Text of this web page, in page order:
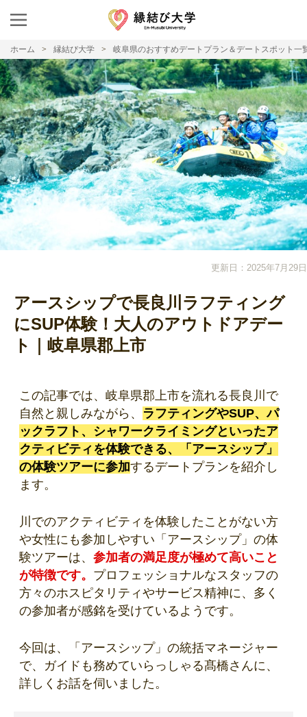
ホーム 縁結び大学 岐阜県のおすすめデートプラン＆デートスポット一
更新日：2025年7月29日
アースシップで長良川ラフティング
にSUP体験！大人のアウトドアデー
ト｜岐阜県郡上市
この記事では、岐阜県郡上市を流れる長良川で
自然と親しみながら、 ラフティングやSUP、パ
ックラフト、シャワークライミングといったア
クティビティを体験できる、「アースシップ」
の体験ツアーに参加するデートプランを紹介し
ます。
川でのアクティビティを体験したことがない方
や女性にも参加しやすい「アースシップ」の体
験ツアーは、 参加者の満足度が極めて高いこと
が特徴です。 プロフェッショナルなスタッフの
方々のホスピタリティやサービス精神に、多く
の参加者が感銘を受けているようです。
今回は、「アースシップ」の統括マネージャー
で、ガイドも務めていらっしゃる髙橋さんに、
詳しくお話を伺いました。